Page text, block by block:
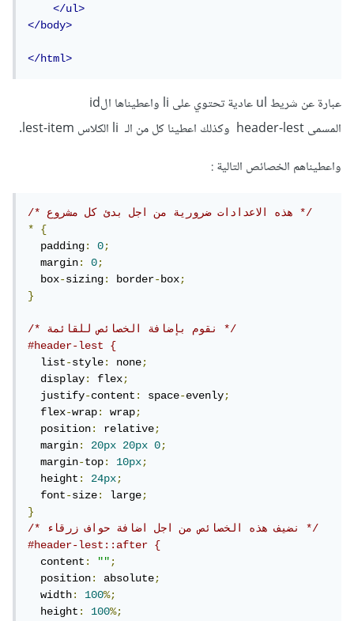
</ul>
</body>
</html>
عبارة عن شريط ul عادية تحتوي على li واعطيناها الid
المسمى header-lest وكذلك اعطينا كل من الـ li الكلاس lest-item.
واعطيناهم الخصائص التالية :
/* هذه الاعدادات ضرورية من اجل بدئ كل مشروع */
*
{
  padding
: 0;
  margin
: 0;
  box
-sizing: border-box;
}
/* نقوم بإضافة الخصائص للقائمة */
#header-lest {
  list
-style: none;
  display
: flex;
  justify
-content: space-evenly;
  flex
-wrap: wrap;
  position
: relative;
  margin
: 20px 20px 0;
  margin
-top: 10px;
  height
: 24px;
  font
-size: large;
}
/* نضيف هذه الخصائص من اجل اضافة حواف زرقاء */
#header-lest::after {
  content
: "";
  position
: absolute;
  width
: 100%;
  height
: 100%;